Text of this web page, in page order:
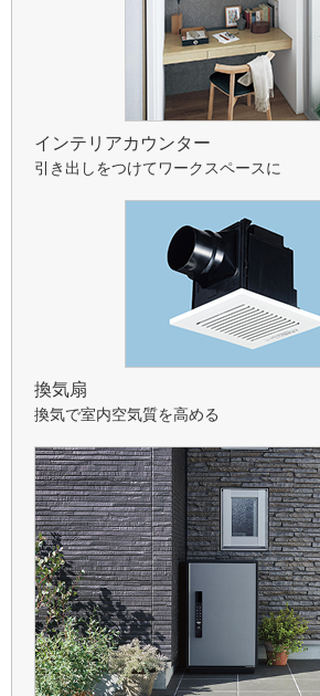
インテリアカウンター
引き出しをつけてワークスペースに
換気扇
換気で室内空気質を高める